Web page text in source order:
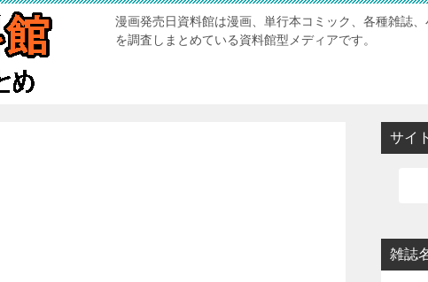
漫画発売日資料館は漫画、単行本コミック、各種雑誌
を調査しまとめている資料館型メディアです。
サイ
雑誌